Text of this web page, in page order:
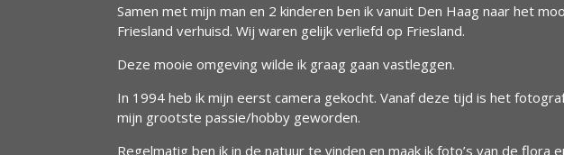
Samen met mijn man en 2 kinderen ben ik vanuit Den Haag naar het
Friesland verhuisd. Wij waren gelijk verliefd op Friesland.
Deze mooie omgeving wilde ik graag gaan vastleggen.
In 1994 heb ik mijn eerst camera gekocht. Vanaf deze tijd is het
mijn grootste passie/hobby geworden.
Regelmatig ben ik in de natuur te vinden en maak ik foto’s van de flora